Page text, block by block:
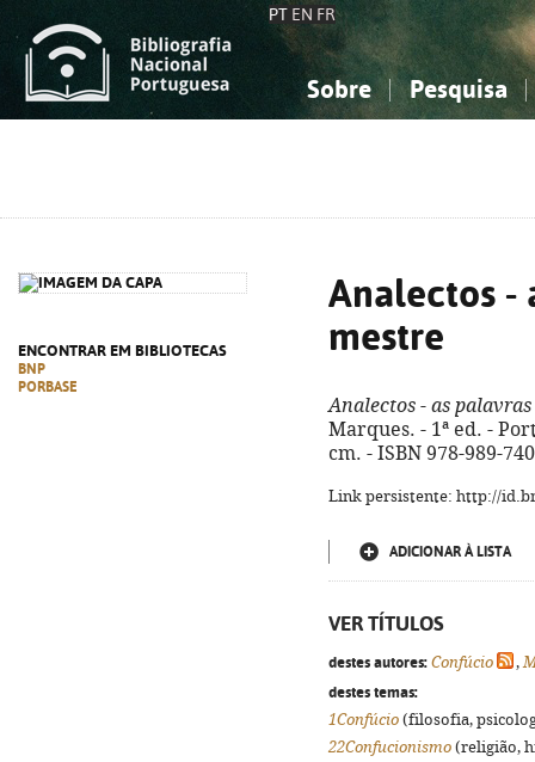
PT EN FR
Sobre Pesquisa
ENCONTRAR EM BIBLIOTECAS
BNP
PORBASE
Analectos -
mestre
Analectos - as
Marques. - 1ª ed. -
cm. - ISBN 978-989-
Link persistente: http://
ADICIONAR À LISTA
VER TÍTULOS
destes autores: Confúcio ,
destes temas:
1Confúcio (filosofia,
22Confucionismo (religião,